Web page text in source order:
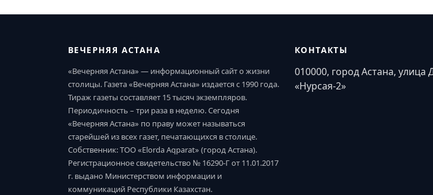
ВЕЧЕРНЯЯ АСТАНА
«Вечерняя Астана» — информационный сайт о жизни
столицы. Газета «Вечерняя Астана» издается с 1990 года.
Тираж газеты составляет 15 тысяч экземпляров.
Периодичность – три раза в неделю. Сегодня
«Вечерняя Астана» по праву может называться
старейшей из всех газет, печатающихся в столице.
Собственник: ТОО «Elorda Aqparat» (город Астана).
Регистрационное свидетельство № 16290-Г от 11.01.2017
г. выдано Министерством информации и
коммуникаций Республики Казахстан.
КОНТАКТЫ
010000, город Астана, улица
«Нурсая-2»